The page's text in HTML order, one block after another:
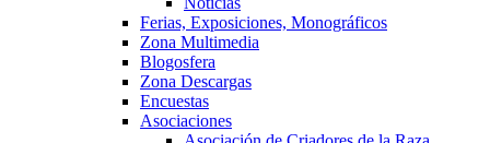
Ferias, Exposiciones, Monográficos
Zona Multimedia
Blogosfera
Zona Descargas
Encuestas
Asociaciones